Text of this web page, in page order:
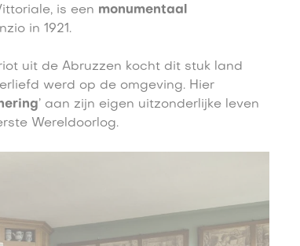
is een monumentaal
in 1921.
uit de Abruzzen kocht dit stuk land
werd op de omgeving. Hier
’ aan zijn eigen uitzonderlijke leven
Wereldoorlog.